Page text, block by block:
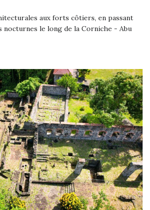
aux forts côtiers, en passant
nocturnes le long de la Corniche - Abu